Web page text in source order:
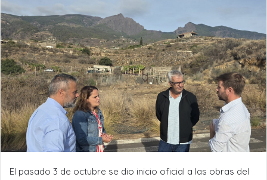
El pasado 3 de octubre se dio inicio oficial a las obras del